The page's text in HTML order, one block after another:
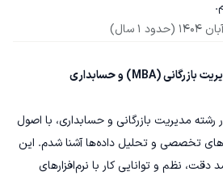
(حدود 1 سال)
مدیریت بازرگانی و حسابداری، با اصول
مالی، نگارش گزارش‌های تخصصی و تحلیل داده‌ها آشنا شدم. این
زمینه علمی باعث شد دقت، نظم و توانایی کار با نرم‌افزارهای